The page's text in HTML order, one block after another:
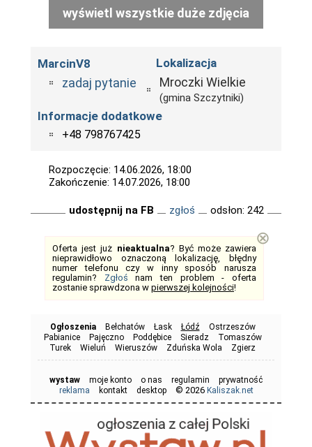
wyświetl wszystkie duże zdjęcia
MarcinV8
zadaj pytanie
Lokalizacja
Mroczki Wielkie
(gmina Szczytniki)
Informacje dodatkowe
+48 798767425
Rozpoczęcie: 14.06.2026, 18:00
Zakończenie: 14.07.2026, 18:00
udostępnij na FB zgłoś odsłon: 242
Oferta jest już nieaktualna? Być może zawiera
nieprawidłowo oznaczoną lokalizację, błędny
numer telefonu czy w inny sposób narusza
regulamin? Zgłoś nam ten problem - oferta
zostanie sprawdzona w pierwszej kolejności!
⊗
Ogłoszenia Bełchatów Łask Łódź
Ostrzeszów
Pabianice
Pajęczno Poddębice Sieradz
Tomaszów
Turek
Wieluń Wieruszów Zduńska Wola Zgierz
wystaw moje konto o nas regulamin
prywatność
reklama
kontakt desktop © 2026 Kaliszak.net